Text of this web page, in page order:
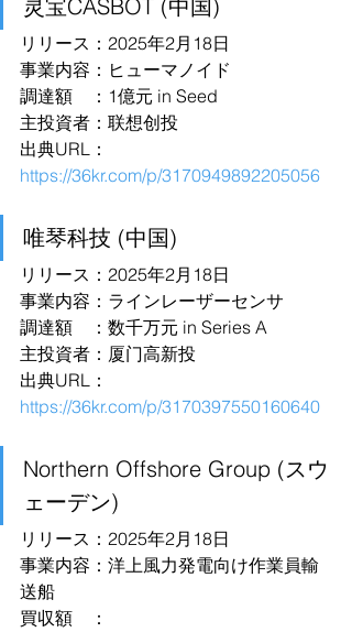
灵宝CASBOT (中国)
リリース：2025年2月18日
事業内容：ヒューマノイド
調達額　：1億元 in Seed
主投資者：联想创投
出典URL：
https://36kr.com/p/3170949892205056
唯琴科技 (中国)
リリース：2025年2月18日
事業内容：ラインレーザーセンサ
調達額　：数千万元 in Series A
主投資者：厦门高新投
出典URL：
https://36kr.com/p/3170397550160640
Northern Offshore Group (スウ
ェーデン)
リリース：2025年2月18日
事業内容：洋上風力発電向け作業員輸
送船
買収額　：